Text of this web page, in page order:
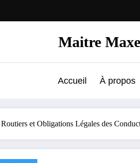
Maitre
Accueil À propos
et Obligations Légales des